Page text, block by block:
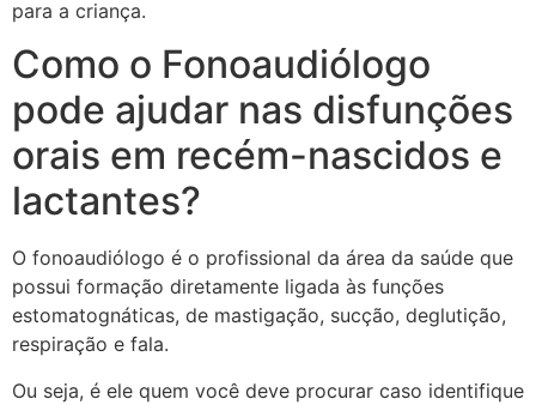
para a criança.
Como o Fonoaudiólogo
pode ajudar nas disfunções
orais em recém-nascidos e
lactantes?
O fonoaudiólogo é o profissional da área da saúde que
possui formação diretamente ligada às funções
estomatognáticas, de mastigação, sucção, deglutição,
respiração e fala.
Ou seja, é ele quem você deve procurar caso identifique